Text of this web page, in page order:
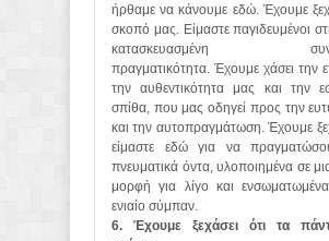
ήρθαμε να κάνουμε εδώ. Έχουμε
σκοπό μας. Είμαστε παγιδευμένοι
κατασκευασμένη
πραγματικότητα. Έχουμε χάσει την
την αυθεντικότητα μας και την
σπίθα, που μας οδηγεί προς την
και την αυτοπραγμάτωση. Έχουμε
είμαστε εδώ για να
πνευματικά όντα, υλοποιημένα σε
μορφή για λίγο και
ενιαίο σύμπαν.
6. Έχουμε ξεχάσει ότι τα